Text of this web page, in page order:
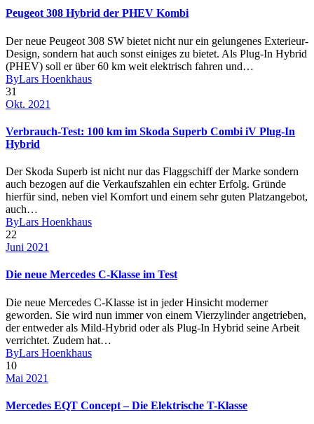
Peugeot 308 Hybrid der PHEV Kombi
Der neue Peugeot 308 SW bietet nicht nur ein gelungenes Exterieur-
Design, sondern hat auch sonst einiges zu bietet. Als Plug-In Hybrid
(PHEV) soll er über 60 km weit elektrisch fahren und…
ByLars Hoenkhaus
31
Okt. 2021
Verbrauch-Test: 100 km im Skoda Superb Combi iV Plug-In
Hybrid
Der Skoda Superb ist nicht nur das Flaggschiff der Marke sondern
auch bezogen auf die Verkaufszahlen ein echter Erfolg. Gründe
hierfür sind, neben viel Komfort und einem sehr guten Platzangebot,
auch…
ByLars Hoenkhaus
22
Juni 2021
Die neue Mercedes C-Klasse im Test
Die neue Mercedes C-Klasse ist in jeder Hinsicht moderner
geworden. Sie wird nun immer von einem Vierzylinder angetrieben,
der entweder als Mild-Hybrid oder als Plug-In Hybrid seine Arbeit
verrichtet. Zudem hat…
ByLars Hoenkhaus
10
Mai 2021
Mercedes EQT Concept – Die Elektrische T-Klasse